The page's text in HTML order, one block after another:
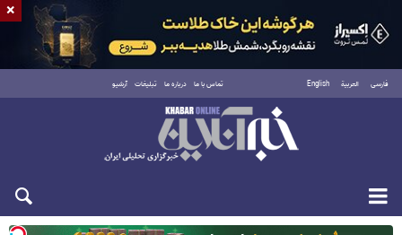
فارسی العربية English تماس با ما درباره ما تبلیغات آرشیو
یکشنبه ۱۸ مرداد ۱۴۰۵
×